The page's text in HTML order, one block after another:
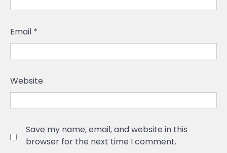
Email *
Website
Save my name, email, and website in this
browser for the next time I comment.